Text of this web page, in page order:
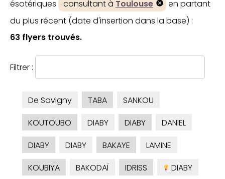
ésotériques
consultant à Toulouse
en partant
du plus récent (date d'insertion dans la base) :
63 flyers trouvés.
Filtrer :
De Savigny TABA
SANKOU
KOUTOUBO
DIABY DIABY
DANIEL
DIABY
DIABY BAKAYE
LAMINE
KOUBIYA
BAKODAÏ IDRISS
DIABY